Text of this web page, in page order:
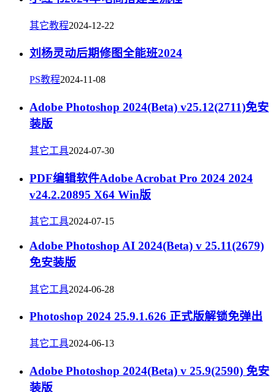
其它教程2024-12-22
刘杨灵动后期修图全能班2024
PS教程2024-11-08
Adobe Photoshop 2024(Beta) v25.12(2711)免安
装版
其它工具2024-07-30
PDF编辑软件Adobe Acrobat Pro 2024 2024
v24.2.20895 X64 Win版
其它工具2024-07-15
Adobe Photoshop AI 2024(Beta) v 25.11(2679)
免安装版
其它工具2024-06-28
Photoshop 2024 25.9.1.626 正式版解锁免弹出
其它工具2024-06-13
Adobe Photoshop 2024(Beta) v 25.9(2590) 免安
装版